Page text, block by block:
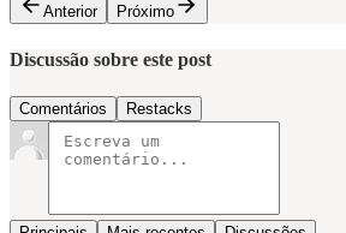
Anterior
Próximo
Discussão sobre este post
Comentários Restacks